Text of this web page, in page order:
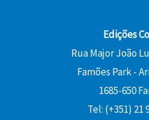
Edições
Rua Major João
Famões Park -
1685-650
Tel: (+351) 21